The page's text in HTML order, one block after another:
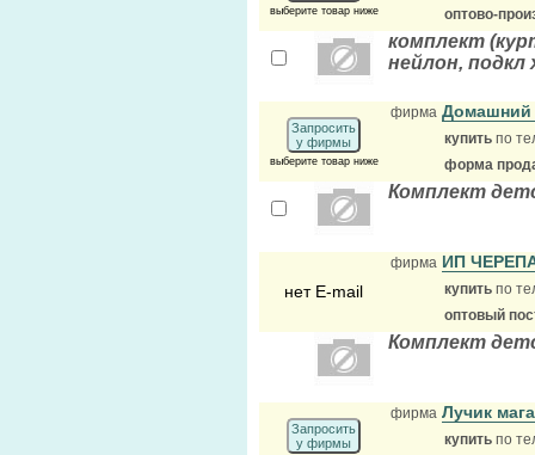
выберите товар ниже
оптово-
комплект
нейлон,
Запросить
у фирмы
выберите товар ниже
фирма Домашний
купить по
форма
Комплект
нет E-mail
фирма ИП
купить по
оптовый
Комплект
Запросить
у фирмы
фирма Лучик
купить по